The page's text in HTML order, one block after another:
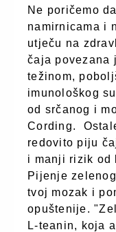
Ne poričemo
namirnicama i
utječu na
čaja povezana
težinom,
imunološkog
od srčanog i
Cording.
redovito piju
i manji rizik od
Pijenje
tvoj mozak i
opuštenije.
L-teanin, koja